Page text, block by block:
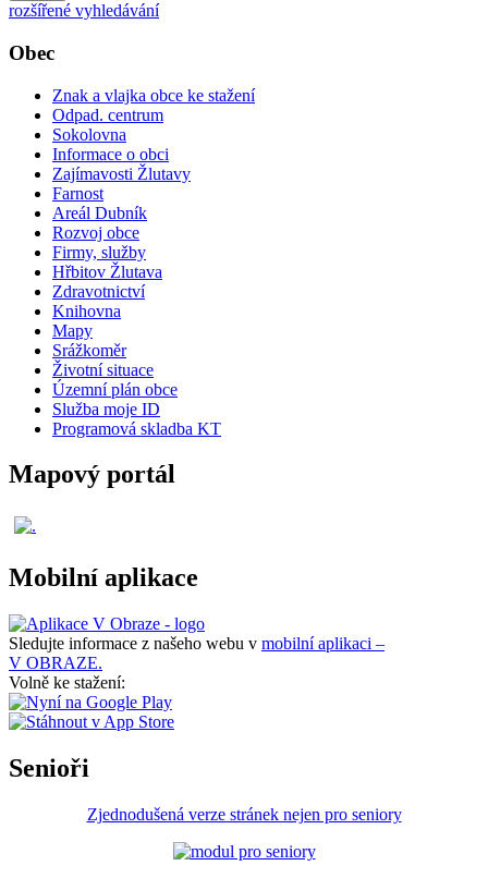
rozšířené vyhledávání
Obec
Znak a vlajka obce ke stažení
Odpad. centrum
Sokolovna
Informace o obci
Zajímavosti Žlutavy
Farnost
Areál Dubník
Rozvoj obce
Firmy, služby
Hřbitov Žlutava
Zdravotnictví
Knihovna
Mapy
Srážkoměr
Životní situace
Územní plán obce
Služba moje ID
Programová skladba KT
Mapový portál
Mobilní aplikace
Sledujte informace z našeho webu v mobilní aplikaci –
V OBRAZE.
Volně ke stažení:
Senioři
Zjednodušená verze stránek nejen pro seniory